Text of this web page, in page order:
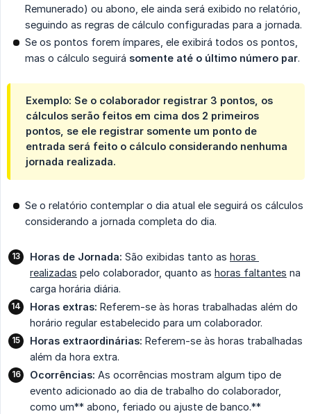
Remunerado) ou abono, ele ainda será exibido no relatório,
seguindo as regras de cálculo configuradas para a jornada.
Se os pontos forem ímpares, ele exibirá todos os pontos,
mas o cálculo seguirá somente até o último número par.
Exemplo: Se o colaborador registrar 3 pontos, os
cálculos serão feitos em cima dos 2 primeiros
pontos, se ele registrar somente um ponto de
entrada será feito o cálculo considerando nenhuma
jornada realizada.
Se o relatório contemplar o dia atual ele seguirá os cálculos
considerando a jornada completa do dia.
Horas de Jornada: São exibidas tanto as horas
realizadas pelo colaborador, quanto as horas faltantes na
carga horária diária.
Horas extras: Referem-se às horas trabalhadas além do
horário regular estabelecido para um colaborador.
Horas extraordinárias: Referem-se às horas trabalhadas
além da hora extra.
Ocorrências: As ocorrências mostram algum tipo de
evento adicionado ao dia de trabalho do colaborador,
como um** abono, feriado ou ajuste de banco.**